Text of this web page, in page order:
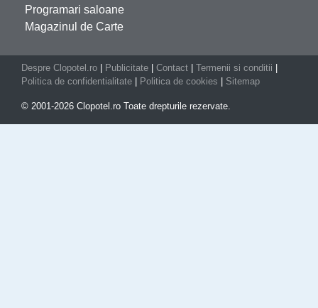
Programari saloane
Magazinul de Carte
Despre Clopotel.ro Publicitate Contact Termenii si conditii
Politica de confidentialitate
Politica de cookies Sitemap
© 2001-2026 Clopotel.ro Toate drepturile rezervate.